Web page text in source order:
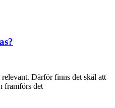
Därför finns det skäl att
framförs det